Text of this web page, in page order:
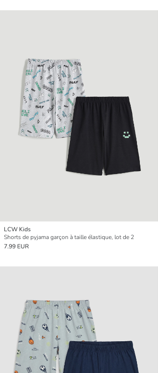
LCW Kids
Shorts de pyjama garçon à taille élastique, lot de 2
7.99 EUR